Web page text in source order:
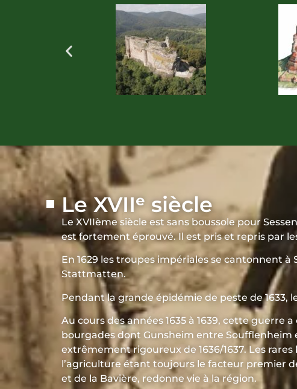
Le XVIIᵉ siècle
Le XVIIème siècle est sans boussole pour
est fortement éprouvé. Il est pris et repris par
En 1629 les troupes impériales se cantonnent
Stattmatten.
Pendant la grande épidémie de peste de 1633,
Au cours des années 1635 à 1639, cette
bourgades dont Gunsheim entre Soufflenheim
extrêmement rigoureux de 1636/1637. Les
l’agriculture étant toujours le facteur premier
et de la Bavière, redonne vie à la région.